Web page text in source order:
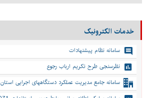
خدمات الکترونیک
سامانه نظام پیشنهادات
نظرسنجی طرح تکریم ارباب رجوع
سامانه جامع مدیریت عملکرد دستگاههای اجرایی استان